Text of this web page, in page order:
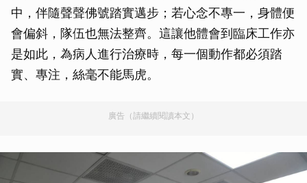
中，伴隨聲聲佛號踏實邁步；若心念不專一，身體便
會偏斜，隊伍也無法整齊。這讓他體會到臨床工作亦
是如此，為病人進行治療時，每一個動作都必須踏
實、專注，絲毫不能馬虎。
廣告（請繼續閱讀本文）